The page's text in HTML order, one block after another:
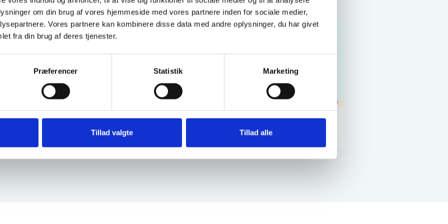
om din brug af vores hjemmeside med vores partnere inden for sociale medier,
Vores partnere kan kombinere disse data med andre oplysninger, du har givet
fra din brug af deres tjenester.
Præferencer Statistik Marketing
Tillad valgte Tillad alle
bruges til at
sitet.